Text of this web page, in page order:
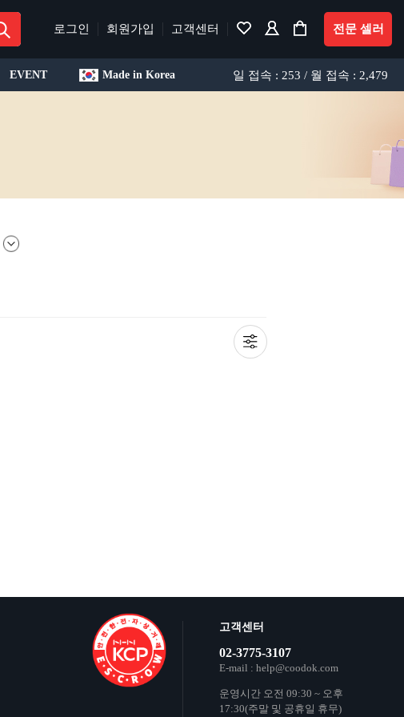
로그인 회원가입 고객센터 전문 셀러
EVENT Made in Korea 일 접속 : 253 / 월 접속 : 2,479
고객센터
02-3775-3107
E-mail : help@coodok.com
운영시간 오전 09:30 ~ 오후
17:30(주말 및 공휴일 휴무)